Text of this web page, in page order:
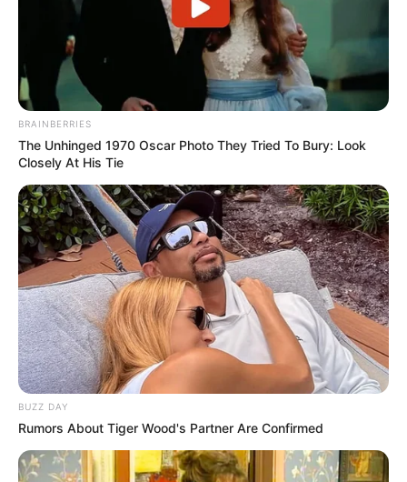
BRAINBERRIES
The Unhinged 1970 Oscar Photo They Tried To Bury: Look
Closely At His Tie
BUZZ DAY
Rumors About Tiger Wood's Partner Are Confirmed